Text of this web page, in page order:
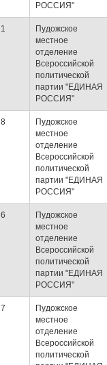
РОССИЯ"
1
Пудожское
местное
отделение
Всероссийской
политической
партии "ЕДИНАЯ
РОССИЯ"
8
Пудожское
местное
отделение
Всероссийской
политической
партии "ЕДИНАЯ
РОССИЯ"
6
Пудожское
местное
отделение
Всероссийской
политической
партии "ЕДИНАЯ
РОССИЯ"
7
Пудожское
местное
отделение
Всероссийской
политической